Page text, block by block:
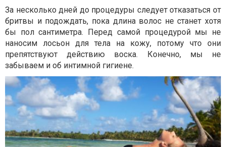
За несколько дней до процедуры следует отказаться от
бритвы и подождать, пока длина волос не станет хотя
бы пол сантиметра. Перед самой процедурой мы не
наносим лосьон для тела на кожу, потому что они
препятствуют действию воска. Конечно, мы не
забываем и об интимной гигиене.